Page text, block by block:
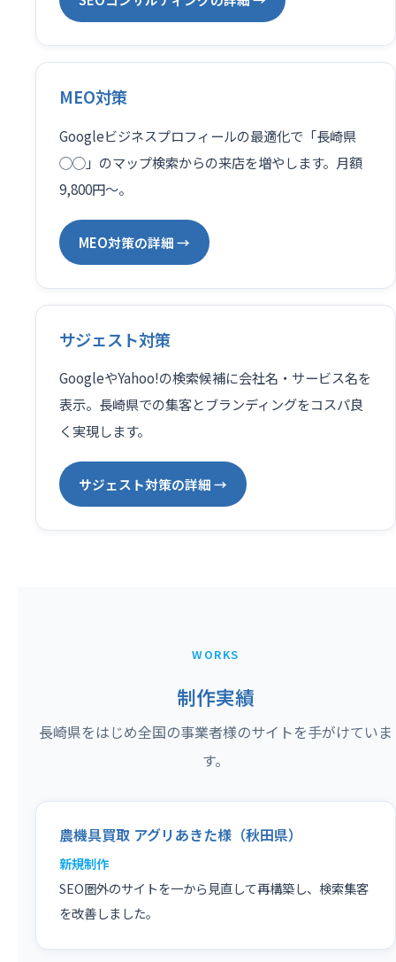
MEO対策
Googleビジネスプロフィールの最適化で「長崎県
◯◯」のマップ検索からの来店を増やします。月額
9,800円〜。
MEO対策の詳細 →
サジェスト対策
GoogleやYahoo!の検索候補に会社名・サービス名を
表示。長崎県での集客とブランディングをコスパ良
く実現します。
サジェスト対策の詳細 →
WORKS
制作実績
長崎県をはじめ全国の事業者様のサイトを手がけていま
す。
農機具買取 アグリあきた様（秋田県）
新規制作
SEO圏外のサイトを一から見直して再構築し、検索集客
を改善しました。